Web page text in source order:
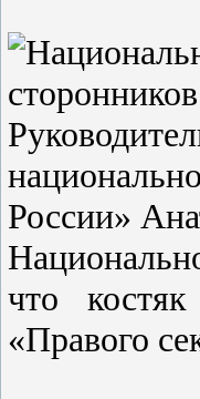
России»
что
«Правого